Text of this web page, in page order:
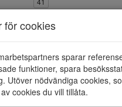
för cookies
sparar
funktioner, spara
Utöver nödvändiga cookies,
cookies du vill tillåta.